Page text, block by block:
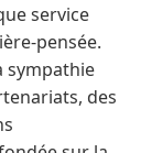
service
pensée.
sympathie
des